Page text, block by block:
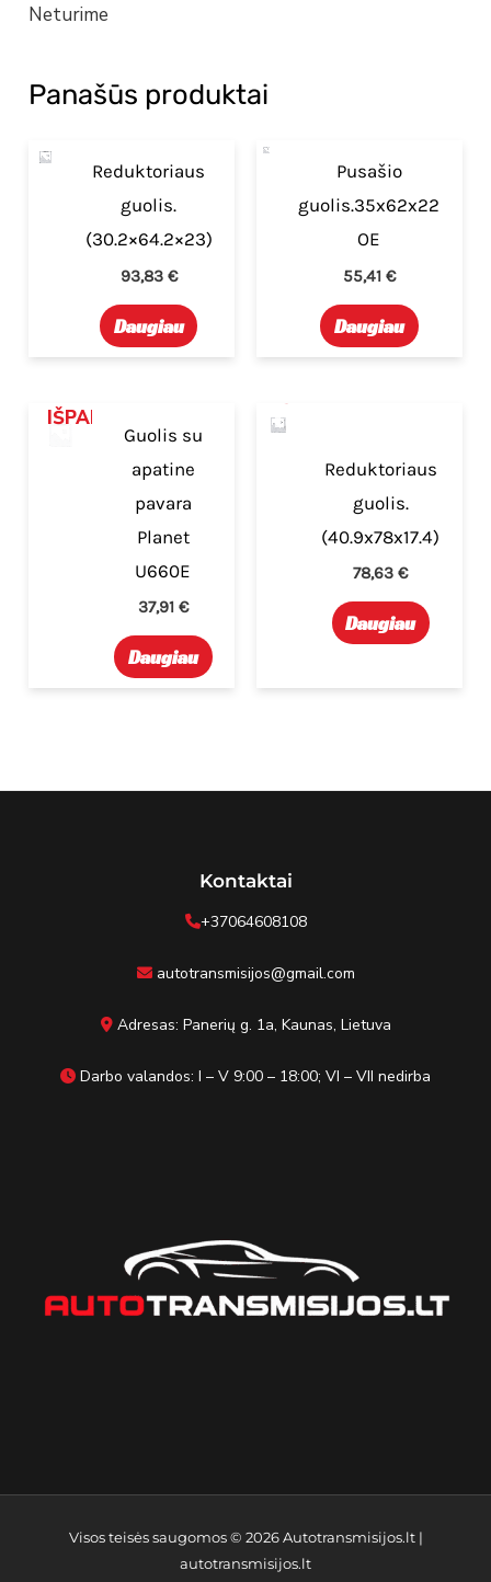
Neturime
Panašūs produktai
Reduktoriaus
guolis.
(30.2×64.2×23)
93,83 €
Daugiau
Pusašio
guolis.35x62x22
OE
55,41 €
Daugiau
IŠPARDUOTA
Guolis su
apatine
pavara
Planet
U660E
37,91 €
Daugiau
IŠPARDUOTA
Reduktoriaus
guolis.
(40.9x78x17.4)
78,63€
Daugiau
Kontaktai
+37064608108
autotransmisijos@gmail.com
Adresas: Panerių g. 1a, Kaunas, Lietuva
Darbo valandos: I – V 9:00 – 18:00; VI – VII nedirba
Visos teisės saugomos © 2026Autotransmisijos.lt|
autotransmisijos.lt